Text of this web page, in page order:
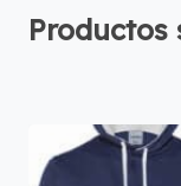
Productos